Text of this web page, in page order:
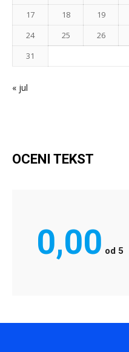
17
18 19
24
25 26
31
« jul
OCENI TEKST
0,00 od 5